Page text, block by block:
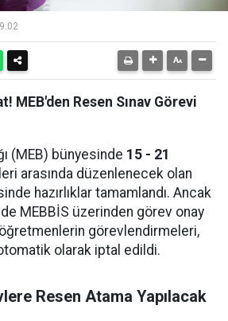
MEB'den Resen Sınav Görevi
(MEB) bünyesinde 15 - 21
arasında düzenlenecek olan
hazırlıklar tamamlandı. Ancak
MEBBİS üzerinden görev onay
görevlendirmeleri,
olarak iptal edildi.
Resen Atama Yapılacak